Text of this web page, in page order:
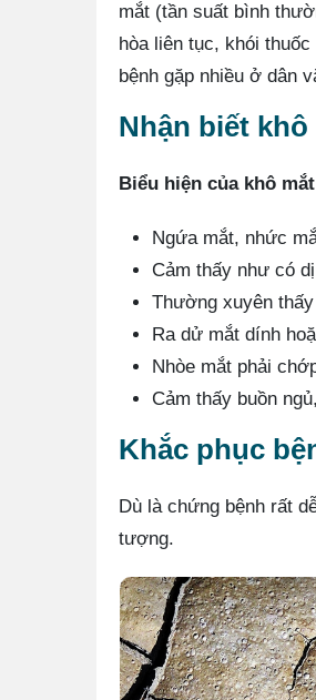
mắt (tần suất bình
hòa liên tục, khói
bệnh gặp nhiều ở dân
Nhận biết
Biểu hiện của khô
Ngứa mắt, nhức
Cảm thấy như có
Thường xuyên
Ra dử mắt dính
Nhòe mắt phải
Cảm thấy buồn
Khắc phục
Dù là chứng bệnh rất
tượng.